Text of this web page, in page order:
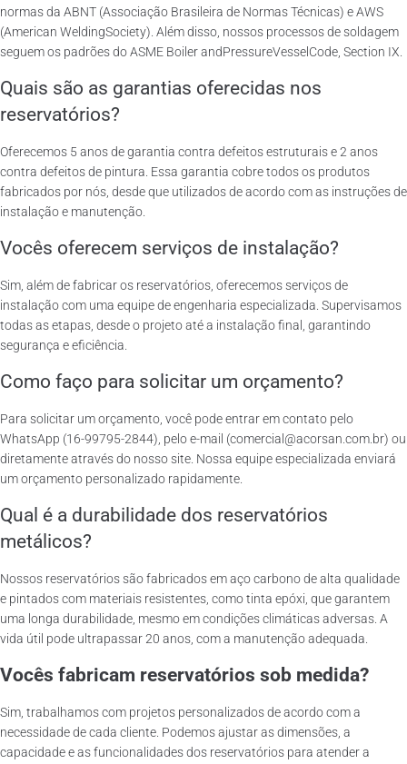
normas da ABNT (Associação Brasileira de Normas Técnicas) e AWS
(American WeldingSociety). Além disso, nossos processos de soldagem
seguem os padrões do ASME Boiler andPressureVesselCode, Section IX.
Quais são as garantias oferecidas nos
reservatórios?
Oferecemos 5 anos de garantia contra defeitos estruturais e 2 anos
contra defeitos de pintura. Essa garantia cobre todos os produtos
fabricados por nós, desde que utilizados de acordo com as instruções de
instalação e manutenção.
Vocês oferecem serviços de instalação?
Sim, além de fabricar os reservatórios, oferecemos serviços de
instalação com uma equipe de engenharia especializada. Supervisamos
todas as etapas, desde o projeto até a instalação final, garantindo
segurança e eficiência.
Como faço para solicitar um orçamento?
Para solicitar um orçamento, você pode entrar em contato pelo
WhatsApp (16-99795-2844), pelo e-mail (comercial@acorsan.com.br) ou
diretamente através do nosso site. Nossa equipe especializada enviará
um orçamento personalizado rapidamente.
Qual é a durabilidade dos reservatórios
metálicos?
Nossos reservatórios são fabricados em aço carbono de alta qualidade
e pintados com materiais resistentes, como tinta epóxi, que garantem
uma longa durabilidade, mesmo em condições climáticas adversas. A
vida útil pode ultrapassar 20 anos, com a manutenção adequada.
Vocês fabricam reservatórios sob medida?
Sim, trabalhamos com projetos personalizados de acordo com a
necessidade de cada cliente. Podemos ajustar as dimensões, a
capacidade e as funcionalidades dos reservatórios para atender a